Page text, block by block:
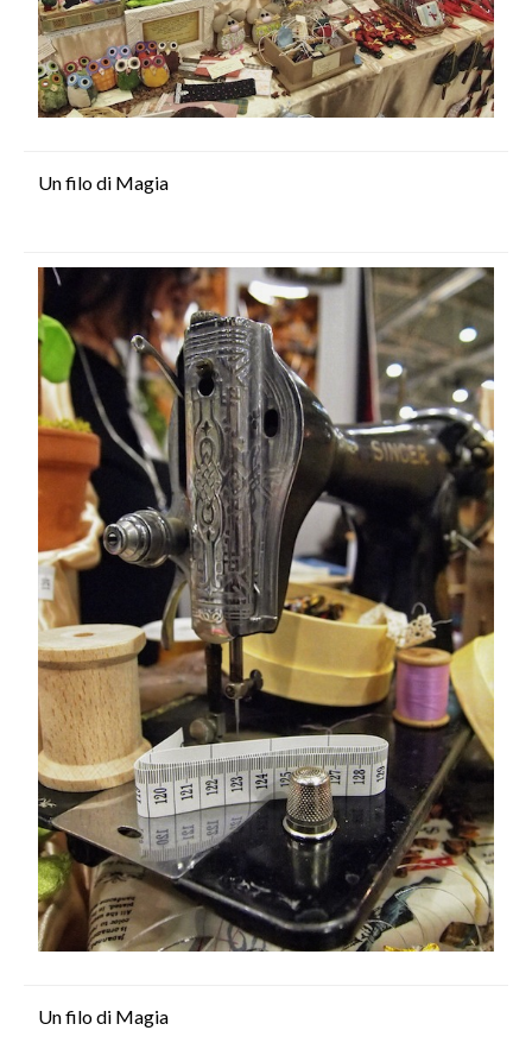
Un filo di Magia
Un filo di Magia